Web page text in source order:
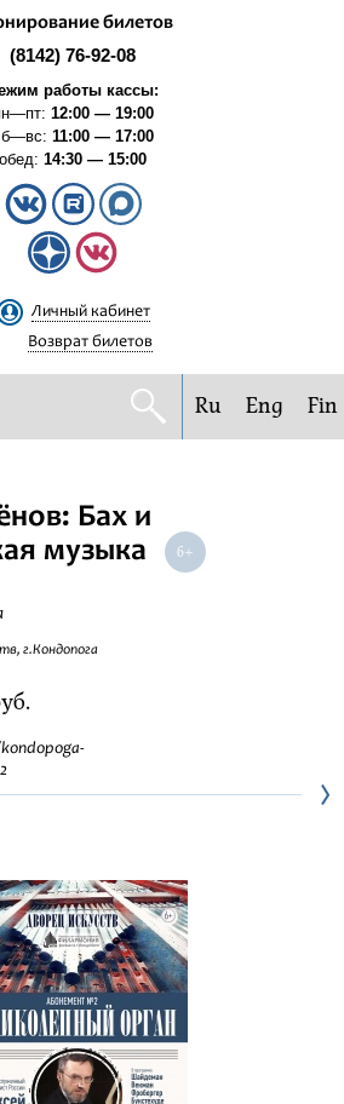
билетов
(8142) 76-92-08
работы кассы:
12:00 — 19:00
11:00 — 17:00
обед: 14:30 — 15:00
Личный кабинет
Возврат билетов
Ru Eng Fin
Бах и
музыка
г.Кондопога